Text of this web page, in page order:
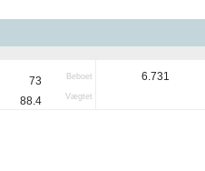
73 Beboet
88.4 Vægtet
6.731